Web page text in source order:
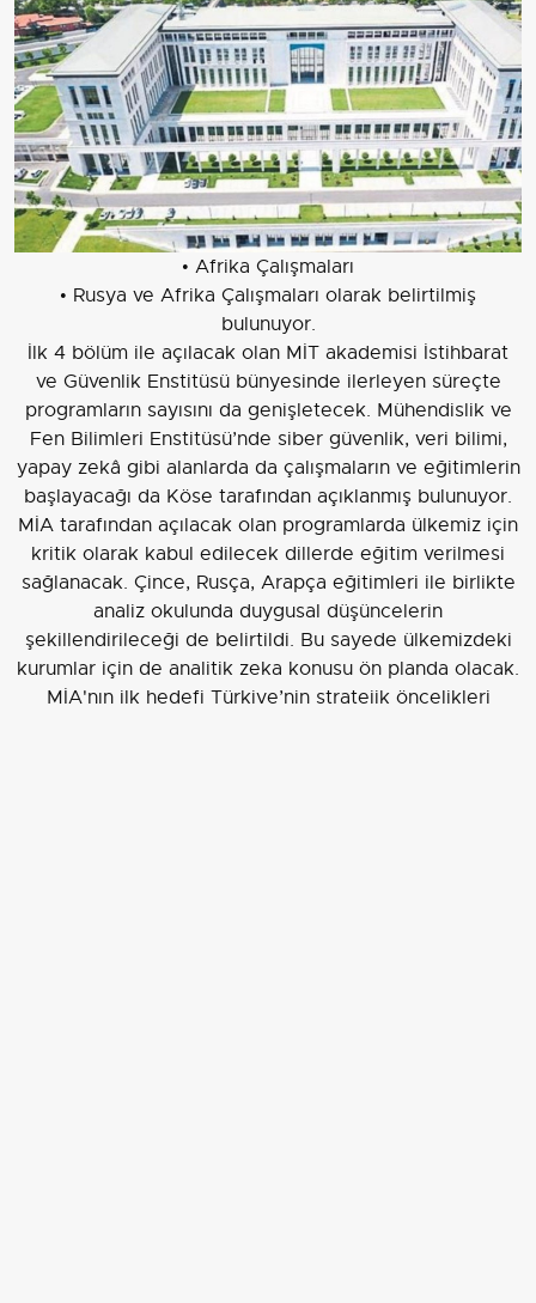
• Afrika Çalışmaları
• Rusya ve Afrika Çalışmaları olarak belirtilmiş
bulunuyor.
İlk 4 bölüm ile açılacak olan MİT akademisi İstihbarat
ve Güvenlik Enstitüsü bünyesinde ilerleyen süreçte
programların sayısını da genişletecek. Mühendislik ve
Fen Bilimleri Enstitüsü’nde siber güvenlik, veri bilimi,
yapay zekâ gibi alanlarda da çalışmaların ve eğitimlerin
başlayacağı da Köse tarafından açıklanmış bulunuyor.
MİA tarafından açılacak olan programlarda ülkemiz için
kritik olarak kabul edilecek dillerde eğitim verilmesi
sağlanacak. Çince, Rusça, Arapça eğitimleri ile birlikte
analiz okulunda duygusal düşüncelerin
şekillendirileceği de belirtildi. Bu sayede ülkemizdeki
kurumlar için de analitik zeka konusu ön planda olacak.
MİA'nın ilk hedefi Türkiye’nin stratejik öncelikleri